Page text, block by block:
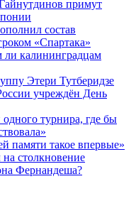
примут
состав
«Спартака»
калининградцам
Этери Тутберидзе
учреждён День
турнира, где бы
памяти такое впервые»
на столкновение
Фернандеша?